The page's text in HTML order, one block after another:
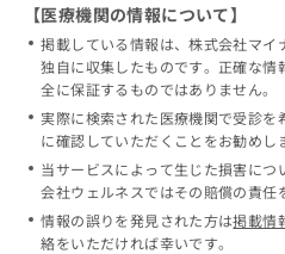
【医療機関の情報について】
掲載している情報は、株式会社マ
独自に収集したものです。正確な
全に保証するものではありません。
実際に検索された医療機関で受診を
に確認していただくことをお勧めし
当サービスによって生じた損害に
会社ウェルネスではその賠償の責任
情報の誤りを発見された方は掲載情
絡をいただければ幸いです。